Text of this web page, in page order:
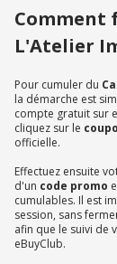
Comment
L'Atelier
Pour cumuler du
la démarche est
compte gratuit sur
cliquez sur le
officielle.
Effectuez ensuite
d'un code promo
cumulables. Il est
session, sans
afin que le suivi de
eBuyClub.